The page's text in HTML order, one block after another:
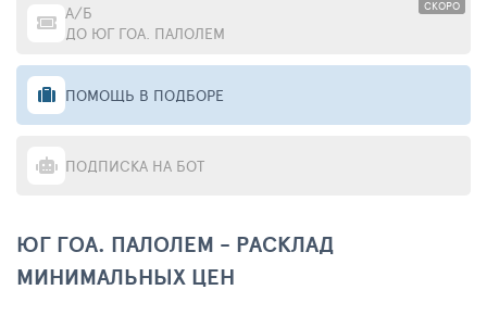
СКОРО
А/Б
ДО ЮГ ГОА. ПАЛОЛЕМ
ПОМОЩЬ В ПОДБОРЕ
ПОДПИСКА НА БОТ
ЮГ ГОА. ПАЛОЛЕМ - РАСКЛАД
МИНИМАЛЬНЫХ ЦЕН